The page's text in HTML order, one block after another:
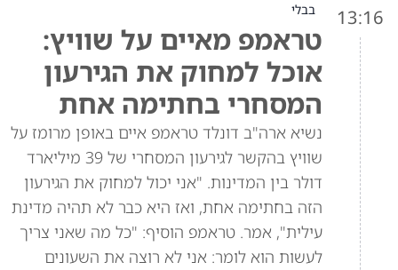
13:16 בבלי
טראמפ מאיים על שוויץ:
אוכל למחוק את הגירעון
המסחרי בחתימה אחת
נשיא ארה"ב דונלד טראמפ איים באופן מרומז על
שוויץ בהקשר לגירעון המסחרי של 39 מיליארד
דולר בין המדינות. "אני יכול למחוק את הגירעון
הזה בחתימה אחת, ואז היא כבר לא תהיה מדינת
עילית", אמר. טראמפ הוסיף: "כל מה שאני צריך
לעשות הוא לומר: אני לא רוצה את השעונים